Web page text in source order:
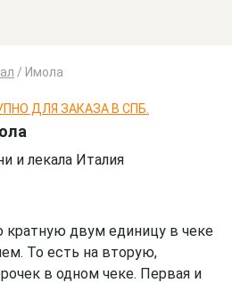
/ Имола
ДЛЯ ЗАКАЗА В СПБ.
и лекала Италия
кратную двум единицу в чеке
То есть на вторую,
в одном чеке. Первая и